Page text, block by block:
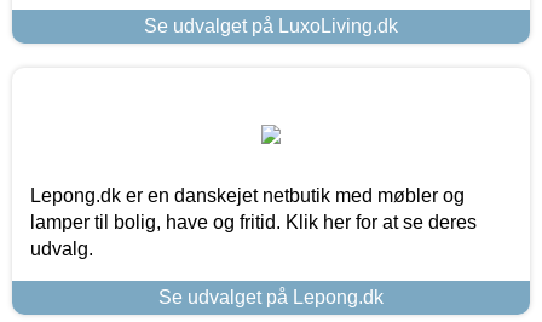
Se udvalget på LuxoLiving.dk
Lepong.dk er en danskejet netbutik med møbler og
lamper til bolig, have og fritid. Klik her for at se deres
udvalg.
Se udvalget på Lepong.dk